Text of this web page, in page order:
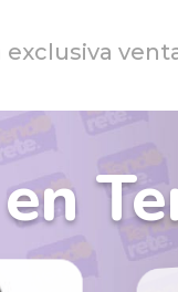
exclusiva